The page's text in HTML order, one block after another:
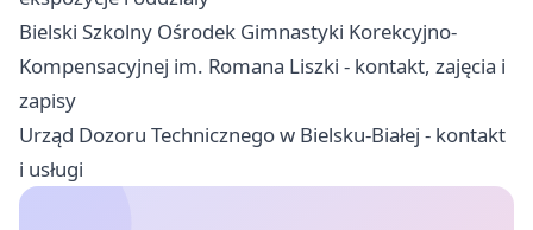
Bielski Szkolny Ośrodek Gimnastyki Korekcyjno-
Kompensacyjnej im. Romana Liszki - kontakt, zajęcia i
zapisy
Urząd Dozoru Technicznego w Bielsku-Białej - kontakt
i usługi